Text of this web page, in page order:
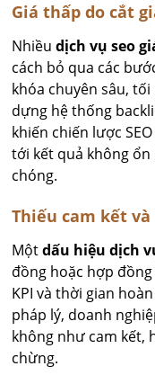
Giá thấp do cắt
Nhiềudịch vụ seo
cách bỏ qua các
khóa chuyên sâu,
dựng hệ thống
khiến chiến lược
tới kết quả không
chóng.
Thiếu cam kết
Mộtdấu hiệu dịch
đồng hoặc hợp
KPI và thời gian
pháp lý, doanh
không như cam kết,
chừng.